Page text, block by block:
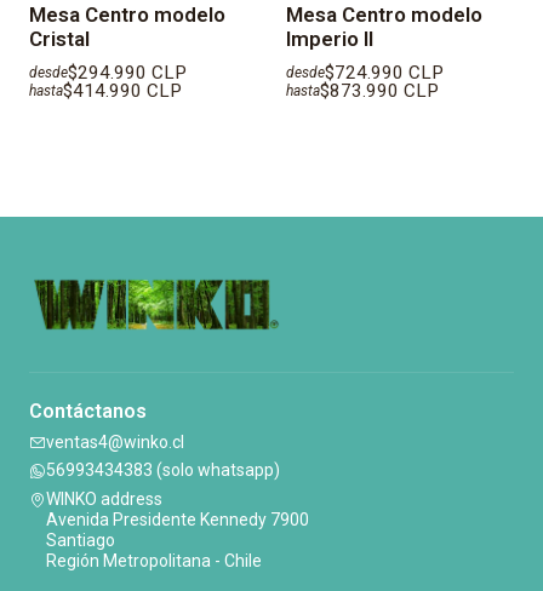
Mesa Centro modelo
Cristal
desde$294.990 CLP
hasta$414.990 CLP
Mesa Centro modelo
Imperio II
desde$724.990 CLP
hasta$873.990 CLP
Contáctanos
ventas4@winko.cl
56993434383 (solo whatsapp)
WINKO address
Avenida Presidente Kennedy 7900
Santiago
Región Metropolitana - Chile